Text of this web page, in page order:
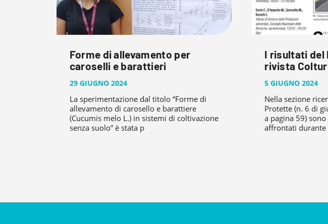
Forme di allevamento per
caroselli e barattieri
29 GIUGNO 2024
La sperimentazione dal titolo “Forme di
allevamento di carosello e barattiere
(Cucumis melo L.) in sistemi di coltivazione
senza suolo” è stata p
I risultati del
rivista
5 GIUGNO 2024
Nella sezione
Protette (n. 6 di
a pagina 59)
affrontati durante